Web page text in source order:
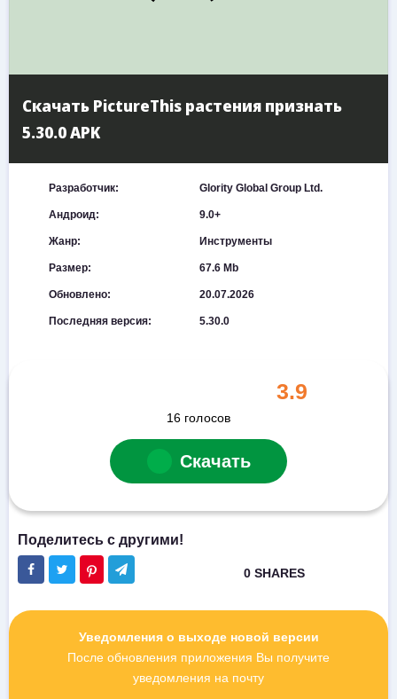
Скачать PictureThis растения признать
5.30.0 APK
Разработчик: Glority Global Group Ltd.
Андроид: 9.0+
Жанр: Инструменты
Размер: 67.6 Mb
Обновлено: 20.07.2026
Последняя версия: 5.30.0
3.9
16 голосов
Скачать
Уведомления о выходе новой версии
После обновления приложения Вы получите
уведомления на почту